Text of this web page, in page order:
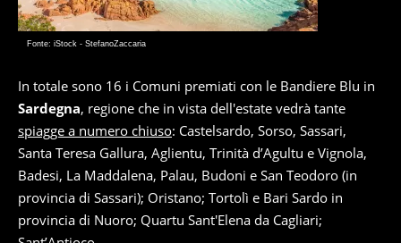
Fonte: iStock - StefanoZaccaria
In totale sono 16 i Comuni premiati con le Bandiere Blu in
Sardegna, regione che in vista dell'estate vedrà tante
spiagge a numero chiuso: Castelsardo, Sorso, Sassari,
Santa Teresa Gallura, Aglientu, Trinità d’Agultu e Vignola,
Badesi, La Maddalena, Palau, Budoni e San Teodoro (in
provincia di Sassari); Oristano; Tortolì e Bari Sardo in
provincia di Nuoro; Quartu Sant'Elena da Cagliari;